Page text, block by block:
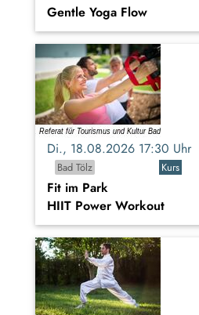
Gentle Yoga Flow
Di., 18.08.2026 17:30 Uhr
Bad Tölz
Kurs
Fit im Park
HIIT Power Workout